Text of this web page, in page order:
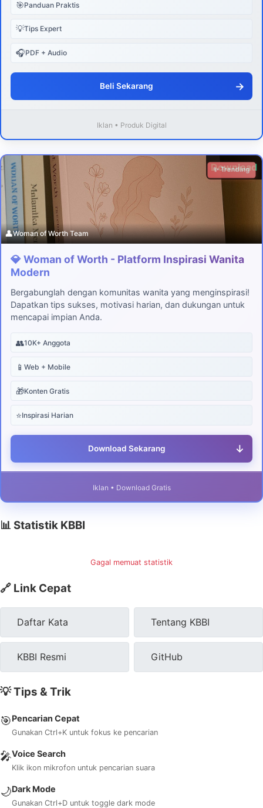
🎯Panduan Praktis
💡Tips Expert
🎧PDF + Audio
Beli Sekarang →
Iklan • Produk Digital
Download
✨ Trending
👤Woman of Worth Team
💎 Woman of Worth - Platform Inspirasi Wanita
Modern
Bergabunglah dengan komunitas wanita yang menginspirasi!
Dapatkan tips sukses, motivasi harian, dan dukungan untuk
mencapai impian Anda.
👥10K+ Anggota
📱 Web + Mobile
🎁Konten Gratis
⭐Inspirasi Harian
Download Sekarang ↓
Iklan • Download Gratis
📊 Statistik KBBI
Gagal memuat statistik
🔗 Link Cepat
Daftar Kata Tentang KBBI
KBBI Resmi GitHub
💡 Tips & Trik
🎯Pencarian Cepat
Gunakan Ctrl+K untuk fokus ke pencarian
🎤Voice Search
Klik ikon mikrofon untuk pencarian suara
🌙Dark Mode
Gunakan Ctrl+D untuk toggle dark mode